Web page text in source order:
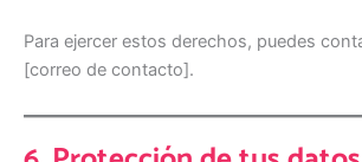
Para ejercer estos derechos, puedes
[correo de contacto].